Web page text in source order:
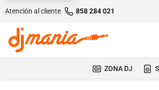
Atención al cliente 858 284 021
ZONA DJ